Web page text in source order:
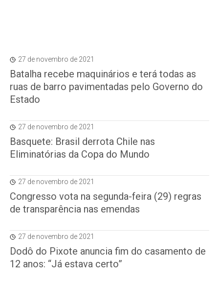
27 de novembro de 2021
Batalha recebe maquinários e terá todas as
ruas de barro pavimentadas pelo Governo do
Estado
27 de novembro de 2021
Basquete: Brasil derrota Chile nas
Eliminatórias da Copa do Mundo
27 de novembro de 2021
Congresso vota na segunda-feira (29) regras
de transparência nas emendas
27 de novembro de 2021
Dodô do Pixote anuncia fim do casamento de
12 anos: “Já estava certo”